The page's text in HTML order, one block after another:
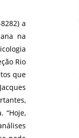
a
na
Rio
que
“Hoje,